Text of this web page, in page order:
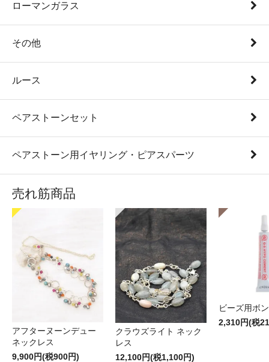
ローマンガラス
その他
ルース
ペアストーンセット
ペアストーン用イヤリング・ピアスパーツ
売れ筋商品
アフターヌーンデュー
ネックレス
9,900円(税900円)
クラウズライト ネック
レス
12,100円(税1,100円)
ビーズ用ボ
2,310円(税